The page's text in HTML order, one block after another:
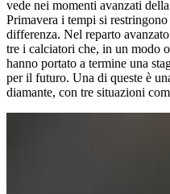
vede nei momenti avanzati
Primavera i tempi si
differenza. Nel reparto
tre i calciatori che, in un modo
hanno portato a termine una
per il futuro. Una di queste è
diamante, con tre situazioni